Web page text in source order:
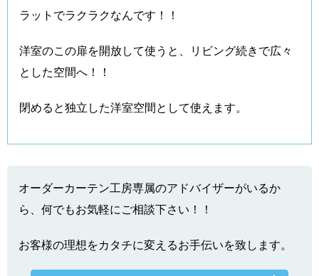
ラットでラクラクなんです！！
洋室のこの扉を開放して使うと、リビング続きで広々
とした空間へ！！
閉めると独立した洋室空間として使えます。
オーダーカーテン工房専属のアドバイザーがいるか
ら、何でもお気軽にご相談下さい！！
お客様の理想をカタチに変えるお手伝いを致します。